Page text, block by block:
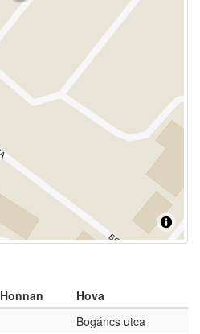
Honnan
Hova
Bogáncs utca